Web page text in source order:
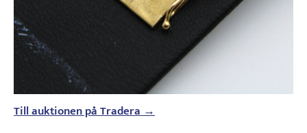
Till auktionen på Tradera →